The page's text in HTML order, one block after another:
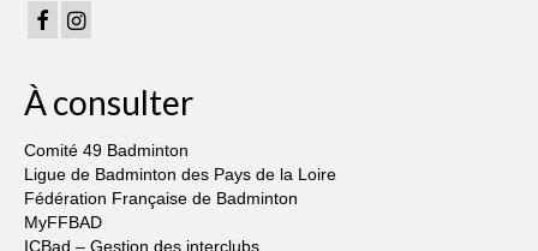
À consulter
Comité 49 Badminton
Ligue de Badminton des Pays de la Loire
Fédération Française de Badminton
MyFFBAD
ICBad – Gestion des interclubs